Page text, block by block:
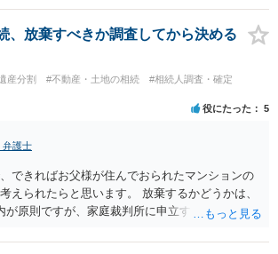
べたわけではありません。 残念ながら、事案
、開示の内容も異なります。
、放棄すべきか調査してから決める
産分割 #不動産・土地の相続
#相続人調査・確定
役にたった 5
弁護士
できればお父様が住んでおられたマンションの
えられたらと思います。 放棄するかどうかは、
が原則ですが、家庭裁判所に申立すれば3カ月の
ることができます。 銀行やサラ金が数年も放置